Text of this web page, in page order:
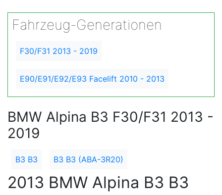
Fahrzeug-Generationen
F30/F31 2013 - 2019
E90/E91/E92/E93 Facelift 2010 - 2013
BMW Alpina B3 F30/F31 2013 -
2019
B3 B3 B3 B3 (ABA-3R20)
2013 BMW Alpina B3 B3